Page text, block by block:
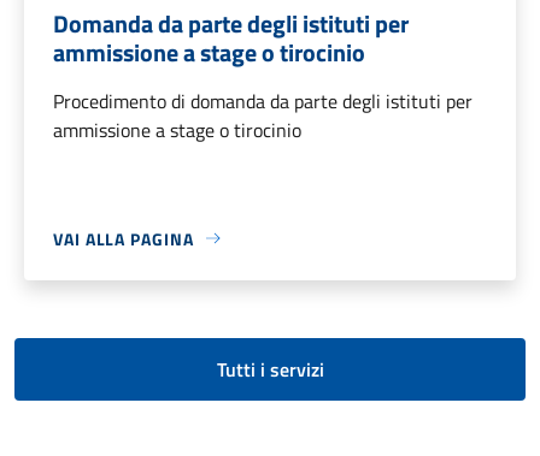
Domanda da parte degli istituti per
ammissione a stage o tirocinio
Procedimento di domanda da parte degli istituti per
ammissione a stage o tirocinio
VAI ALLA PAGINA
Tutti i servizi